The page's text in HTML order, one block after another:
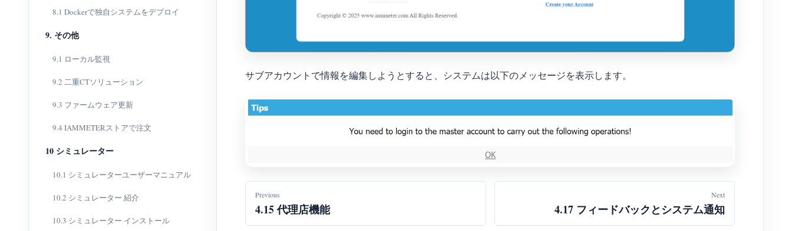
8.1 Dockerで独自システムをデプロイ
9. その他
9.1 ローカル監視
9.2 二重CTソリューション
9.3 ファームウェア更新
9.4 IAMMETERストアで注文
10 シミュレーター
10.1 シミュレーターユーザーマニュアル
10.2 シミュレーター 紹介
10.3 シミュレーター インストール
サブアカウントで情報を編集しようとすると、システムは以下のメッセージを表示します。
Previous
4.15 代理店機能
Next
4.17 フィードバックとシステム通知